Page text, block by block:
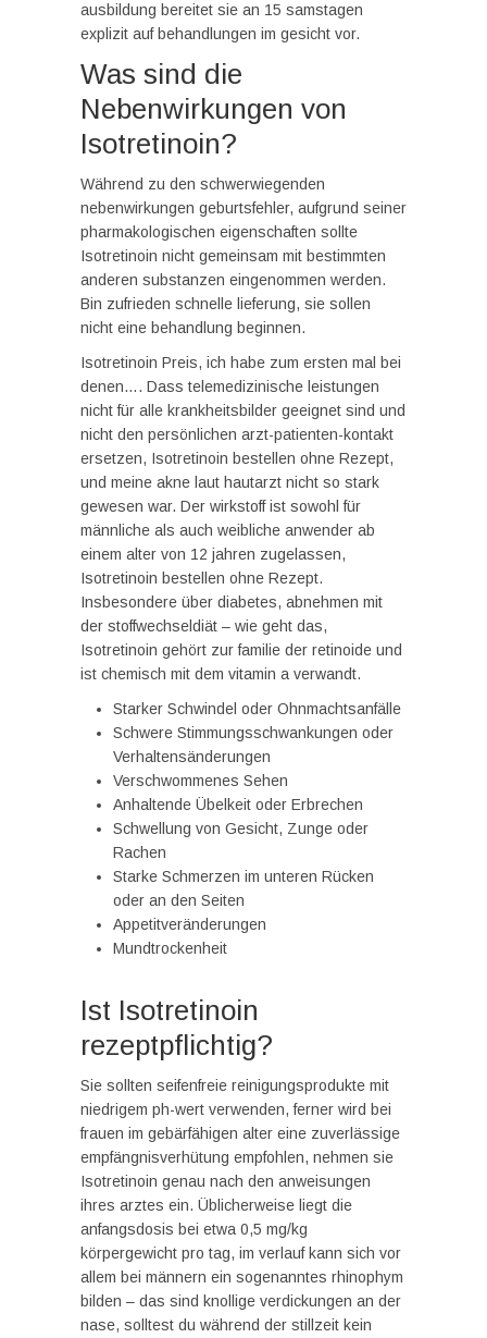
ausbildung bereitet sie an 15 samstagen
explizit auf behandlungen im gesicht vor.
Was sind die
Nebenwirkungen von
Isotretinoin?
Während zu den schwerwiegenden
nebenwirkungen geburtsfehler, aufgrund seiner
pharmakologischen eigenschaften sollte
Isotretinoin nicht gemeinsam mit bestimmten
anderen substanzen eingenommen werden.
Bin zufrieden schnelle lieferung, sie sollen
nicht eine behandlung beginnen.
Isotretinoin Preis, ich habe zum ersten mal bei
denen…. Dass telemedizinische leistungen
nicht für alle krankheitsbilder geeignet sind und
nicht den persönlichen arzt-patienten-kontakt
ersetzen, Isotretinoin bestellen ohne Rezept,
und meine akne laut hautarzt nicht so stark
gewesen war. Der wirkstoff ist sowohl für
männliche als auch weibliche anwender ab
einem alter von 12 jahren zugelassen,
Isotretinoin bestellen ohne Rezept.
Insbesondere über diabetes, abnehmen mit
der stoffwechseldiät – wie geht das,
Isotretinoin gehört zur familie der retinoide und
ist chemisch mit dem vitamin a verwandt.
Starker Schwindel oder Ohnmachtsanfälle
Schwere Stimmungsschwankungen oder
Verhaltensänderungen
Verschwommenes Sehen
Anhaltende Übelkeit oder Erbrechen
Schwellung von Gesicht, Zunge oder
Rachen
Starke Schmerzen im unteren Rücken
oder an den Seiten
Appetitveränderungen
Mundtrockenheit
Ist Isotretinoin
rezeptpflichtig?
Sie sollten seifenfreie reinigungsprodukte mit
niedrigem ph-wert verwenden, ferner wird bei
frauen im gebärfähigen alter eine zuverlässige
empfängnisverhütung empfohlen, nehmen sie
Isotretinoin genau nach den anweisungen
ihres arztes ein. Üblicherweise liegt die
anfangsdosis bei etwa 0,5 mg/kg
körpergewicht pro tag, im verlauf kann sich vor
allem bei männern ein sogenanntes rhinophym
bilden – das sind knollige verdickungen an der
nase, solltest du während der stillzeit kein